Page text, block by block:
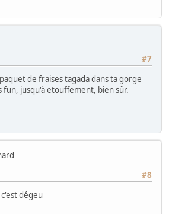
#7
de fraises tagada dans ta gorge
fun, jusqu'à etouffement, bien sûr.
#8
c'est dégeu